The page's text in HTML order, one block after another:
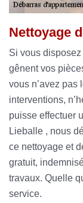
Nettoyage
Si vous
gênent vos
vous n’avez pas
interventions,
puisse effectuer
Lieballe , nous
ce nettoyage et
gratuit,
travaux. Quelle
service.